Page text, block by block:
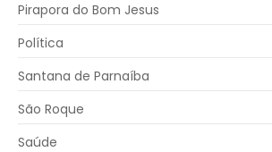
Pirapora do Bom Jesus
Política
Santana de Parnaíba
São Roque
Saúde